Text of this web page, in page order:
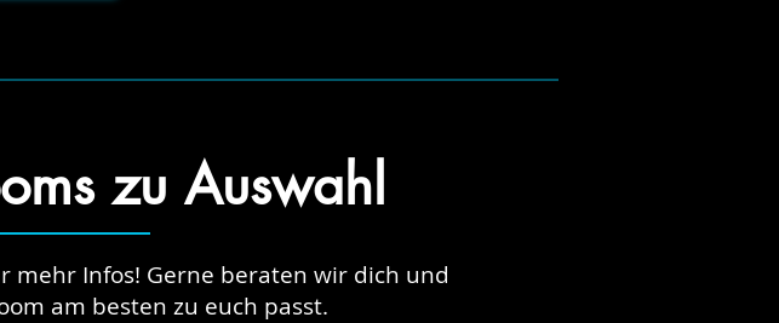
zu Auswahl
mehr Infos! Gerne beraten wir dich und
am besten zu euch passt.